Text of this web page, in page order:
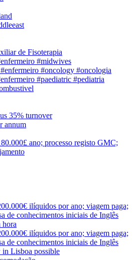
de Fisoterapia
#midwives
#oncology #oncologia
#paediatric #pediatria
35% turnover
annum
ano; processo registo GMC;
ilíquidos por ano; viagem paga;
de conhecimentos iniciais de Inglês
hora
ilíquidos por ano; viagem paga;
de conhecimentos iniciais de Inglês
in Lisboa possible